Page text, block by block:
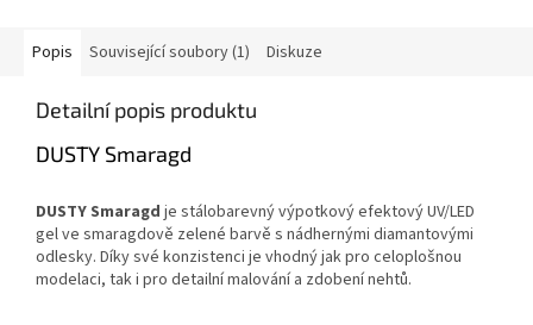
Popis Související soubory (1) Diskuze
Detailní popis produktu
DUSTY Smaragd
DUSTY Smaragd je stálobarevný výpotkový efektový UV/LED
gel ve smaragdově zelené barvě s nádhernými diamantovými
odlesky. Díky své konzistenci je vhodný jak pro celoplošnou
modelaci, tak i pro detailní malování a zdobení nehtů.